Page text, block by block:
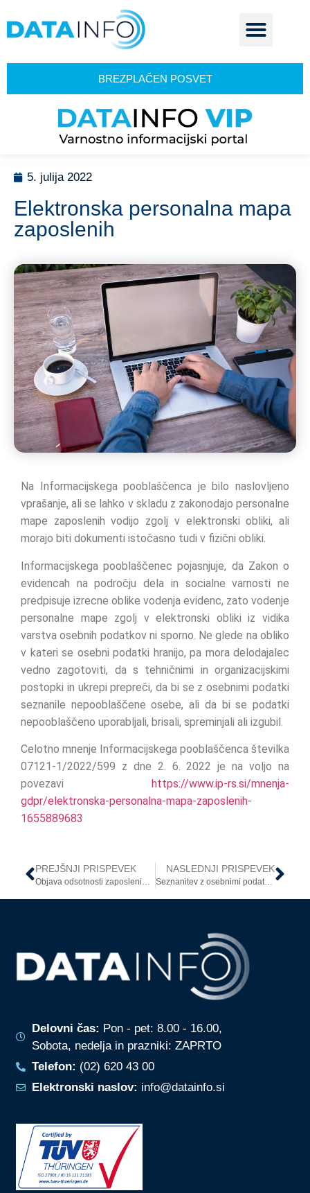
BREZPLAČEN POSVET
5. julija 2022
Elektronska personalna mapa
zaposlenih
Na Informacijskega pooblaščenca je bilo naslovljeno
vprašanje, ali se lahko v skladu z zakonodajo personalne
mape zaposlenih vodijo zgolj v elektronski obliki, ali
morajo biti dokumenti istočasno tudi v fizični obliki.
Informacijskega pooblaščenec pojasnjuje, da Zakon o
evidencah na področju dela in socialne varnosti ne
predpisuje izrecne oblike vodenja evidenc, zato vodenje
personalne mape zgolj v elektronski obliki iz vidika
varstva osebnih podatkov ni sporno. Ne glede na obliko
v kateri se osebni podatki hranijo, pa mora delodajalec
vedno zagotoviti, da s tehničnimi in organizacijskimi
postopki in ukrepi prepreči, da bi se z osebnimi podatki
seznanile nepooblaščene osebe, ali da bi se podatki
nepooblaščeno uporabljali, brisali, spreminjali ali izgubil.
Celotno mnenje Informacijskega pooblaščenca številka
07121-1/2022/599 z dne 2. 6. 2022 je na voljo na
povezavi
https://www.ip-rs.si/mnenja-
gdpr/elektronska-personalna-mapa-zaposlenih-
1655889683
PREJŠNJI PRISPEVEK NASLEDNJI PRISPEVEK
Seznanitev z osebnimi podatki preminulega partnerja
Delovni čas: Pon - pet: 8.00 - 16.00,
Sobota, nedelja in prazniki: ZAPRTO
Telefon: (02) 620 43 00
Elektronski naslov: info@datainfo.si